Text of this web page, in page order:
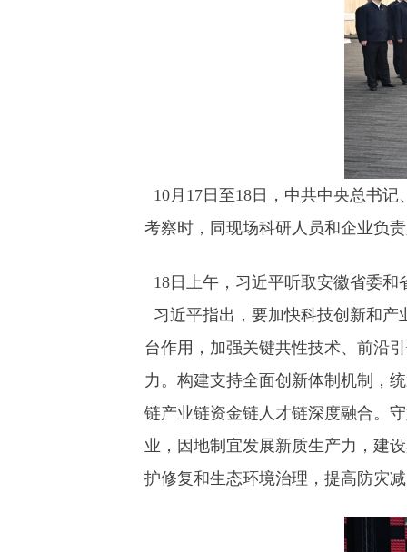
10月17日至18日，中共中央总书
考察时，同现场科研人员和企业负
18日上午，习近平听取安徽省委
习近平指出，要加快科技创新和
台作用，加强关键共性技术、前沿
力。构建支持全面创新体制机制，
链产业链资金链人才链深度融合。
业，因地制宜发展新质生产力，建
护修复和生态环境治理，提高防灾